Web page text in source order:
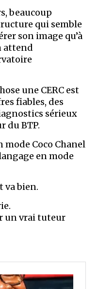
beaucoup
qui semble
son image qu’à
attend
une CERC est
fiables, des
sérieux
du BTP.
Coco Chanel
en mode
va bien.
un vrai tuteur